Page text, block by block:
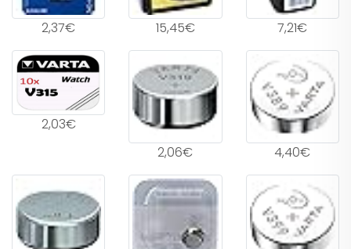
2,37€ 15,45€ 7,21€
2,03€
2,06€
4,40€